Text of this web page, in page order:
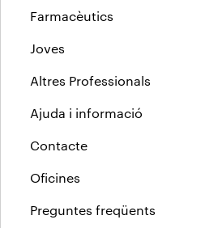
Farmacèutics
Joves
Altres Professionals
Ajuda i informació
Contacte
Oficines
Preguntes freqüents